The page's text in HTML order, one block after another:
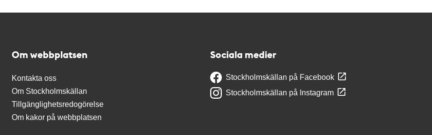
Om webbplatsen
Kontakta oss
Om Stockholmskällan
Tillgänglighetsredogörelse
Om kakor på webbplatsen
Sociala medier
Stockholmskällan på Facebook
Stockholmskällan på Instagram